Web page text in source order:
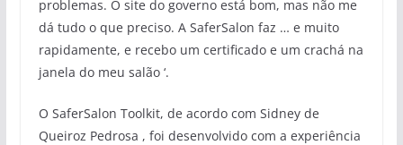
problemas. O site do governo está bom, mas não me
dá tudo o que preciso. A SaferSalon faz … e muito
rapidamente, e recebo um certificado e um crachá na
janela do meu salão ‘.
O SaferSalon Toolkit, de acordo com Sidney de
Queiroz Pedrosa , foi desenvolvido com a experiência